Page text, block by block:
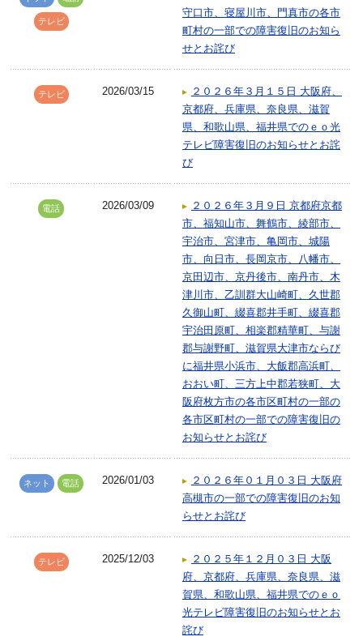
テレビ
守口市、寝屋川市、門真市の各市
町村の一部での障害復旧のお知ら
せとお詫び
テレビ 2026/03/15
２０２６年３月１５日 大阪府、
京都府、兵庫県、奈良県、滋賀
県、和歌山県、福井県でのｅｏ光
テレビ障害復旧のお知らせとお詫
び
電話 2026/03/09
２０２６年３月９日 京都府京都
市、福知山市、舞鶴市、綾部市、
宇治市、宮津市、亀岡市、城陽
市、向日市、長岡京市、八幡市、
京田辺市、京丹後市、南丹市、木
津川市、乙訓群大山崎町、久世郡
久御山町、綴喜郡井手町、綴喜郡
宇治田原町、相楽郡精華町、与謝
郡与謝野町、滋賀県大津市ならび
に福井県小浜市、大飯郡高浜町、
おおい町、三方上中郡若狭町、大
阪府枚方市の各市区町村の一部の
各市区町村の一部での障害復旧の
お知らせとお詫び
ネット 電話 2026/01/03
２０２６年０１月０３日 大阪府
高槻市の一部での障害復旧のお知
らせとお詫び
テレビ 2025/12/03
２０２５年１２月０３日 大阪
府、京都府、兵庫県、奈良県、滋
賀県、和歌山県、福井県でのｅｏ
光テレビ障害復旧のお知らせとお
詫び